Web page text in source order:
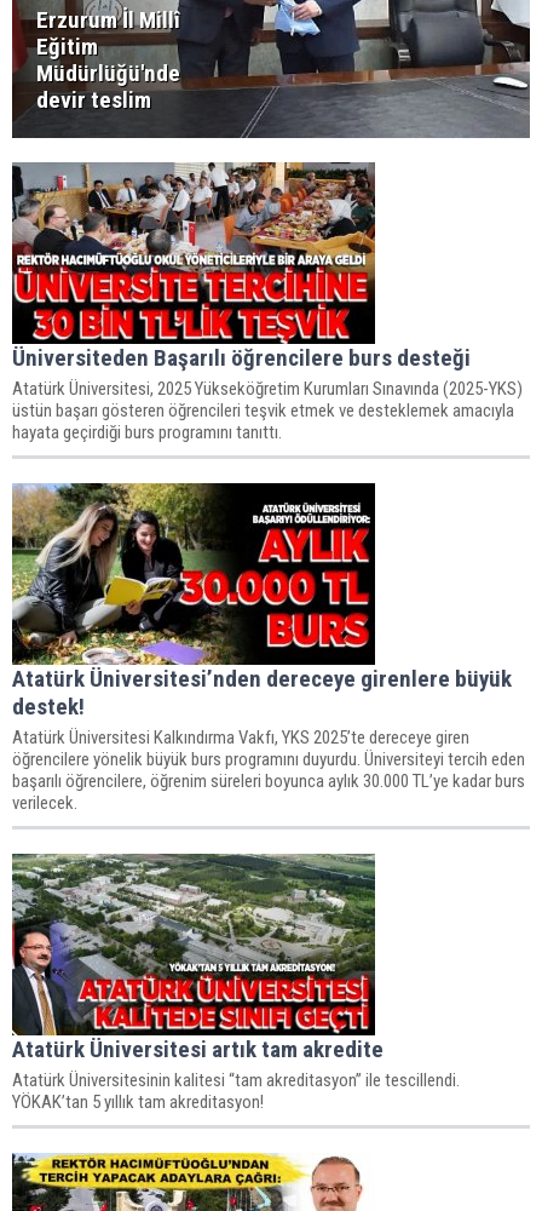
Erzurum İl Millî
Eğitim
Müdürlüğü'nde
devir teslim
Üniversiteden Başarılı öğrencilere burs desteği
​​​​​​​Atatürk Üniversitesi, 2025 Yükseköğretim Kurumları Sınavında (2025-YKS)
üstün başarı gösteren öğrencileri teşvik etmek ve desteklemek amacıyla
hayata geçirdiği burs programını tanıttı.
Atatürk Üniversitesi’nden dereceye girenlere büyük
destek!
Atatürk Üniversitesi Kalkındırma Vakfı, YKS 2025’te dereceye giren
öğrencilere yönelik büyük burs programını duyurdu. Üniversiteyi tercih eden
başarılı öğrencilere, öğrenim süreleri boyunca aylık 30.000 TL’ye kadar burs
verilecek.
Atatürk Üniversitesi artık tam akredite
​​​​​​​Atatürk Üniversitesinin kalitesi “tam akreditasyon” ile tescillendi.
YÖKAK’tan 5 yıllık tam akreditasyon!